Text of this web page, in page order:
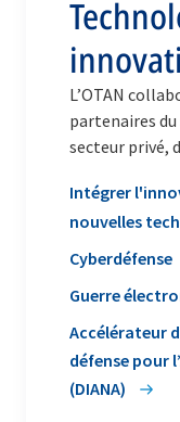
L’OTAN
partenaires
secteur privé,
développer et
capacités, et
technologique.
Intégrer
nouvelles
Cyberdéfense
Guerre
Accélérateur
défense pour
(DIANA)